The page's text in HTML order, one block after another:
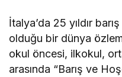
İtalya’da 25 yıldır
olduğu bir dünya
okul öncesi, ilkokul,
arasında “Barış ve